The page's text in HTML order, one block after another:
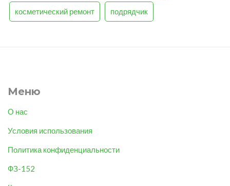
косметический ремонт подрядчик
Меню
О нас
Условия использования
Политика конфиденциальности
ФЗ-152